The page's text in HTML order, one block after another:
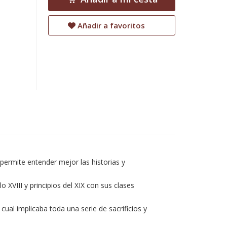
Añadir a favoritos
entender mejor las historias y
y principios del XIX con sus clases
implicaba toda una serie de sacrificios y